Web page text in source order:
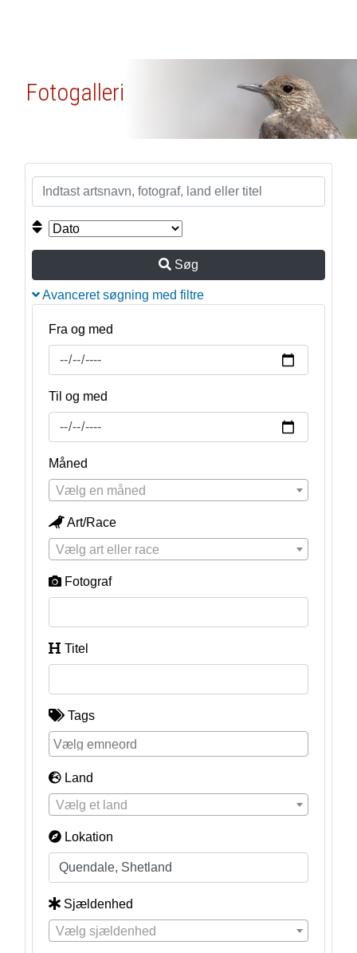
Fotogalleri
Søg
Avanceret søgning med filtre
Fra og med
Til og med
Måned
Vælg en måned
Art/Race
Vælg art eller race
Fotograf
Titel
Tags
Land
Vælg et land
Lokation
Sjældenhed
Vælg sjældenhed